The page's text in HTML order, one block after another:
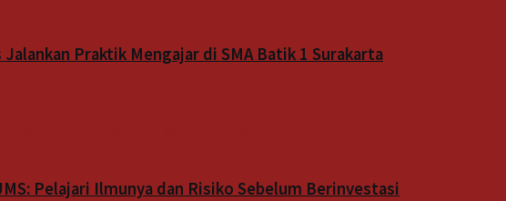
Praktik Mengajar di SMA Batik 1 Surakarta
Pelajari Ilmunya dan Risiko Sebelum Berinvestasi